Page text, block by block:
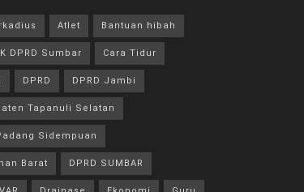
Atlet Bantuan hibah
DPRD Sumbar Cara Tidur
DPRD DPRD Jambi
Tapanuli Selatan
Sidempuan
Barat DPRD SUMBAR